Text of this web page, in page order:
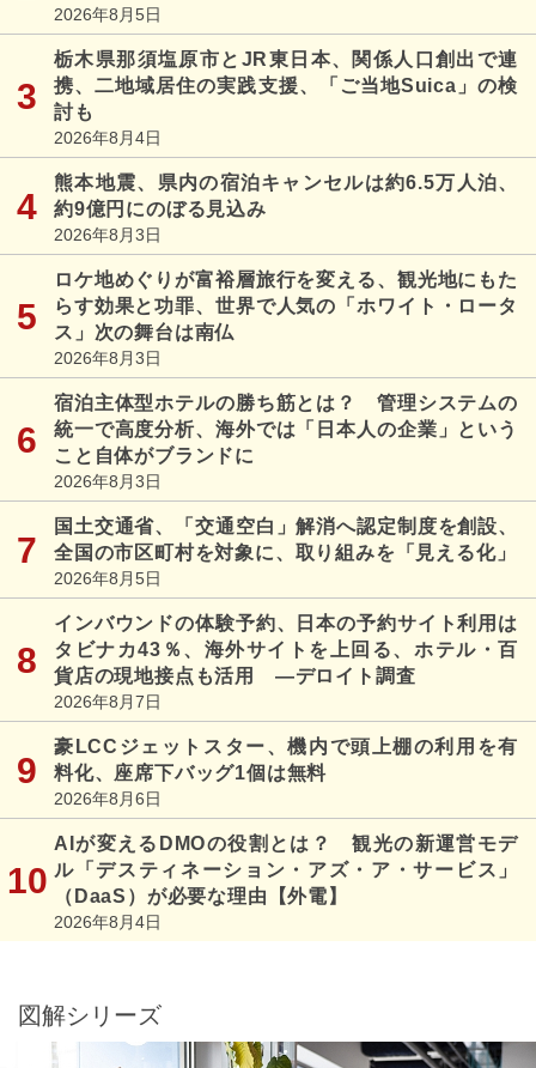
2026年8月5日
栃木県那須塩原市とJR東日本、関係人口創出で連
携、二地域居住の実践支援、「ご当地Suica」の検
討も
2026年8月4日
熊本地震、県内の宿泊キャンセルは約6.5万人泊、
約9億円にのぼる見込み
2026年8月3日
ロケ地めぐりが富裕層旅行を変える、観光地にもた
らす効果と功罪、世界で人気の「ホワイト・ロータ
ス」次の舞台は南仏
2026年8月3日
宿泊主体型ホテルの勝ち筋とは？ 管理システムの
統一で高度分析、海外では「日本人の企業」という
こと自体がブランドに
2026年8月3日
国土交通省、「交通空白」解消へ認定制度を創設、
全国の市区町村を対象に、取り組みを「見える化」
2026年8月5日
インバウンドの体験予約、日本の予約サイト利用は
タビナカ43％、海外サイトを上回る、ホテル・百
貨店の現地接点も活用 ―デロイト調査
2026年8月7日
豪LCCジェットスター、機内で頭上棚の利用を有
料化、座席下バッグ1個は無料
2026年8月6日
AIが変えるDMOの役割とは？ 観光の新運営モデ
ル「デスティネーション・アズ・ア・サービス」
（DaaS）が必要な理由【外電】
2026年8月4日
図解シリーズ